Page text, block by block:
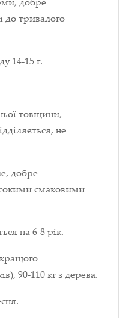
до тривалого
14-15 г.
товщини,
не
добре
смаковими
на 6-8 рік.
90-110 кг з дерева.